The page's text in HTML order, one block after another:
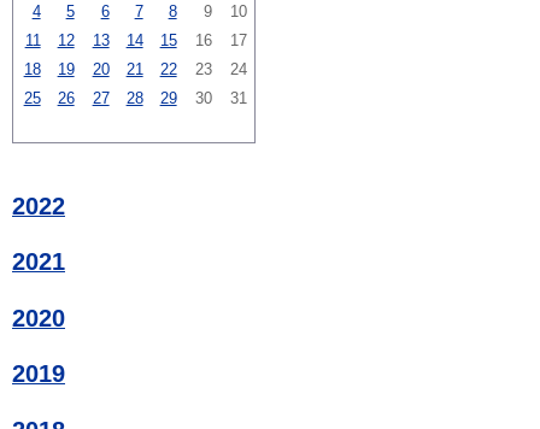
4
5 6 7 8 9
10
11
12 13 14 15 16
17
18
19 20 21 22 23
24
25
26 27 28 29 30 31
2022
2021
2020
2019